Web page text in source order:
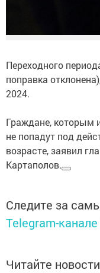
Переходного
поправка
2024.
Граждане, которым
не попадут под
возрасте, заявил
Картаполов.
Следите за
Telegram-канале
Читайте